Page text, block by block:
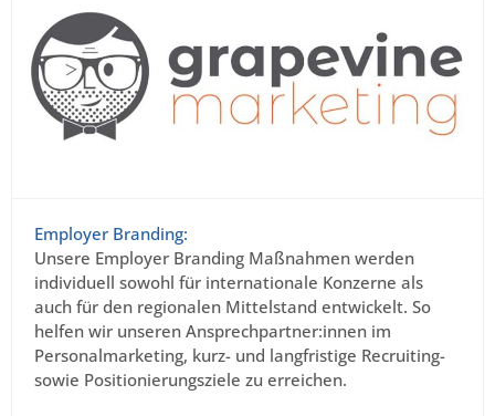
Employer Branding:
Unsere Employer Branding Maßnahmen werden
individuell sowohl für internationale Konzerne als
auch für den regionalen Mittelstand entwickelt. So
helfen wir unseren Ansprechpartner:innen im
Personalmarketing, kurz- und langfristige Recruiting-
sowie Positionierungsziele zu erreichen.